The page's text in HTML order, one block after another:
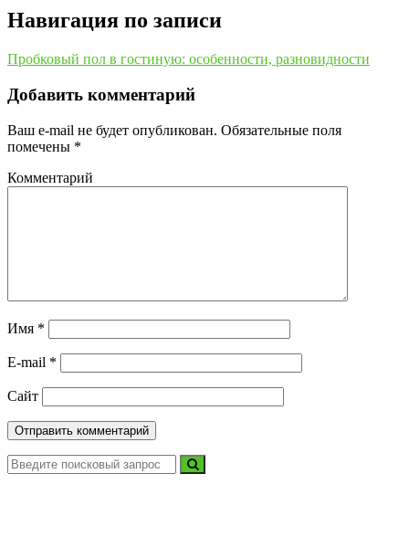
Навигация по записи
Пробковый пол в гостиную: особенности, разновидности
Добавить комментарий
Ваш e-mail не будет опубликован. Обязательные поля
помечены *
Комментарий
Имя *
E-mail *
Сайт